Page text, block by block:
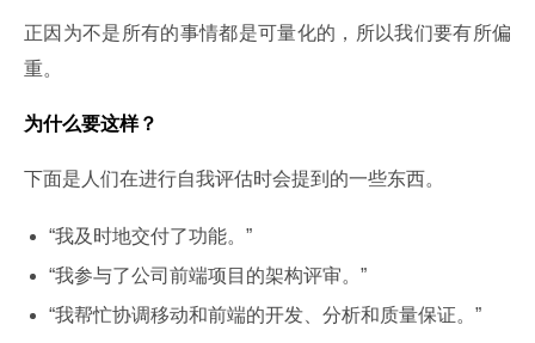
正因为不是所有的事情都是可量化的，所以我们要有所偏
重。
为什么要这样？
下面是人们在进行自我评估时会提到的一些东西。
“我及时地交付了功能。”
“我参与了公司前端项目的架构评审。”
“我帮忙协调移动和前端的开发、分析和质量保证。”